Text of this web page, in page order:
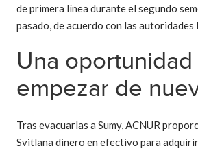
de primera línea durante el segundo
pasado, de acuerdo con las autoridades
Una oportunidad
empezar de
Tras evacuarlas a Sumy, ACNUR
Svitlana dinero en efectivo para